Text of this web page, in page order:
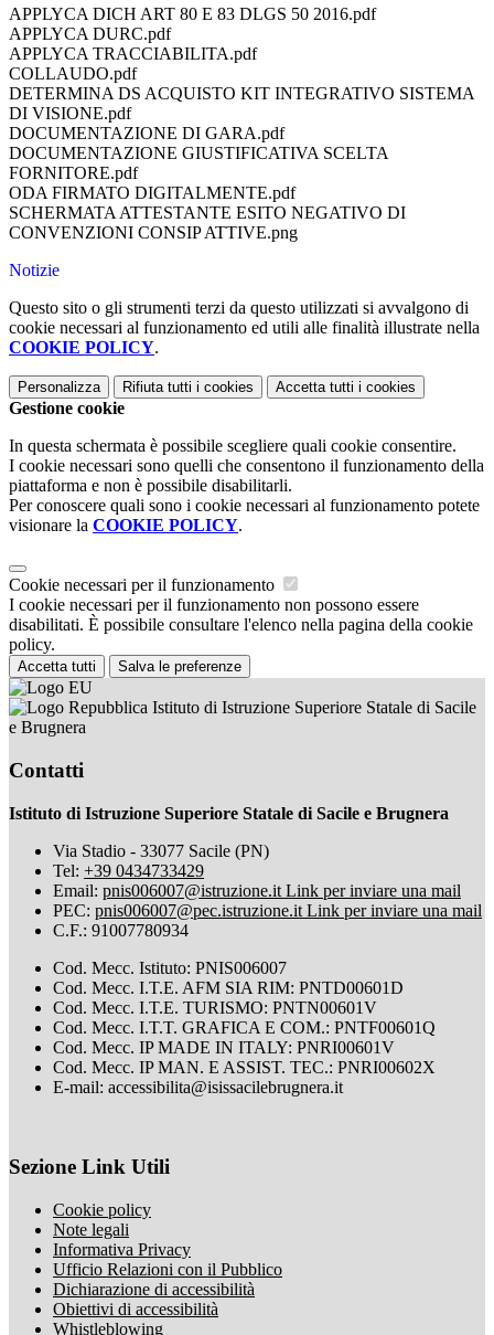
APPLYCA DICH ART 80 E 83 DLGS 50 2016.pdf
APPLYCA DURC.pdf
APPLYCA TRACCIABILITA.pdf
COLLAUDO.pdf
DETERMINA DS ACQUISTO KIT INTEGRATIVO SISTEMA
DI VISIONE.pdf
DOCUMENTAZIONE DI GARA.pdf
DOCUMENTAZIONE GIUSTIFICATIVA SCELTA
FORNITORE.pdf
ODA FIRMATO DIGITALMENTE.pdf
SCHERMATA ATTESTANTE ESITO NEGATIVO DI
CONVENZIONI CONSIP ATTIVE.png
Notizie
Questo sito o gli strumenti terzi da questo utilizzati si avvalgono di
cookie necessari al funzionamento ed utili alle finalità illustrate nella
COOKIE POLICY.
Personalizza Rifiuta tutti i cookies Accetta tutti i cookies
Gestione cookie
In questa schermata è possibile scegliere quali cookie consentire.
I cookie necessari sono quelli che consentono il funzionamento della
piattaforma e non è possibile disabilitarli.
Per conoscere quali sono i cookie necessari al funzionamento potete
visionare la COOKIE POLICY.
Cookie necessari per il funzionamento
I cookie necessari per il funzionamento non possono essere
disabilitati. È possibile consultare l'elenco nella pagina della cookie
policy.
Accetta tutti Salva le preferenze
Istituto di Istruzione Superiore Statale di Sacile
e Brugnera
Contatti
Istituto di Istruzione Superiore Statale di Sacile e Brugnera
Via Stadio - 33077 Sacile (PN)
Tel: +39 0434733429
Email: pnis006007@istruzione.it Link per inviare una mail
PEC: pnis006007@pec.istruzione.it Link per inviare una mail
C.F.: 91007780934
Cod. Mecc. Istituto: PNIS006007
Cod. Mecc. I.T.E. AFM SIA RIM: PNTD00601D
Cod. Mecc. I.T.E. TURISMO: PNTN00601V
Cod. Mecc. I.T.T. GRAFICA E COM.: PNTF00601Q
Cod. Mecc. IP MADE IN ITALY: PNRI00601V
Cod. Mecc. IP MAN. E ASSIST. TEC.: PNRI00602X
E-mail: accessibilita@isissacilebrugnera.it
Sezione Link Utili
Cookie policy
Note legali
Informativa Privacy
Ufficio Relazioni con il Pubblico
Dichiarazione di accessibilità
Obiettivi di accessibilità
Whistleblowing